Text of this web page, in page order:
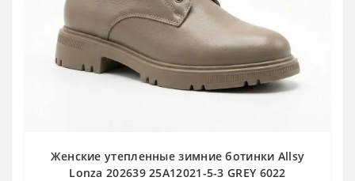
Женские утепленные зимние ботинки Allsy
Lonza 202639 25A12021-5-3 GREY 6022